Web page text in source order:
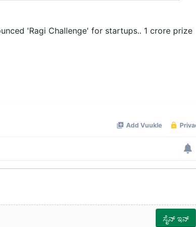
'Ragi Challenge' for startups.. 1 crore prize